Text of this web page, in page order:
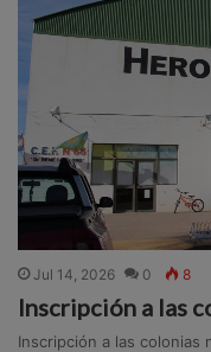
Jul 14, 2026 0 8
Inscripción a las
Inscripción a las colonias